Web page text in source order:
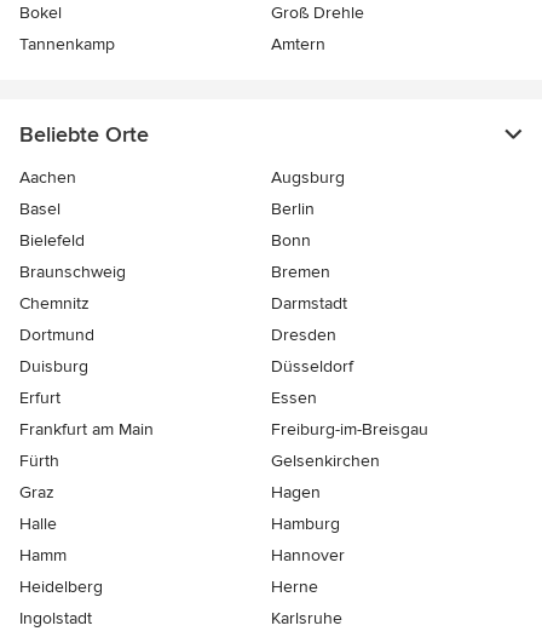
Bokel
Groß Drehle
Tannenkamp
Amtern
Beliebte Orte
Aachen
Augsburg
Basel
Berlin
Bielefeld
Bonn
Braunschweig
Bremen
Chemnitz
Darmstadt
Dortmund
Dresden
Duisburg
Düsseldorf
Erfurt
Essen
Frankfurt am Main
Freiburg-im-Breisgau
Fürth
Gelsenkirchen
Graz
Hagen
Halle
Hamburg
Hamm
Hannover
Heidelberg
Herne
Ingolstadt
Karlsruhe